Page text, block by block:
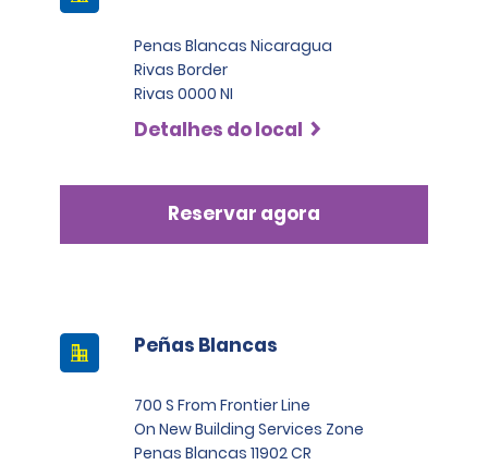
Penas Blancas Nicaragua
Rivas Border
Rivas 0000 NI
Detalhes do local
Reservar agora
Peñas Blancas
700 S From Frontier Line
On New Building Services Zone
Penas Blancas 11902 CR